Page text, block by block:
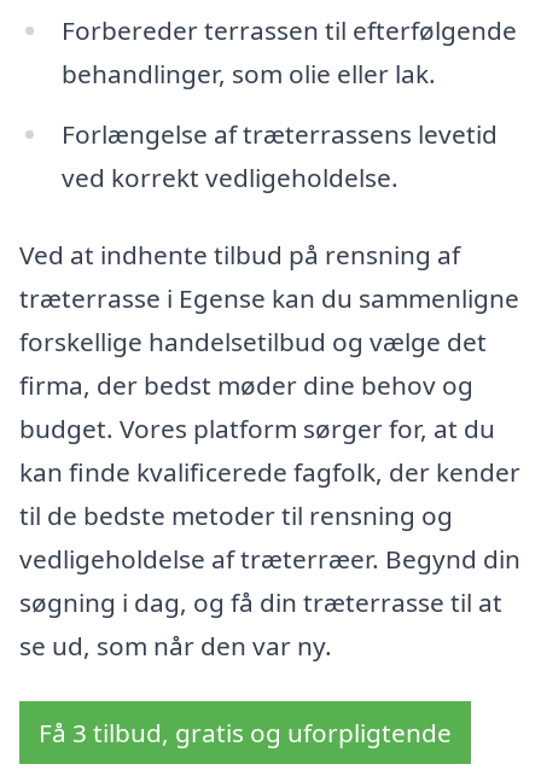
Forbereder terrassen til efterfølgende
behandlinger, som olie eller lak.
Forlængelse af træterrassens levetid
ved korrekt vedligeholdelse.
Ved at indhente tilbud på rensning af
træterrasse i Egense kan du sammenligne
forskellige handelsetilbud og vælge det
firma, der bedst møder dine behov og
budget. Vores platform sørger for, at du
kan finde kvalificerede fagfolk, der kender
til de bedste metoder til rensning og
vedligeholdelse af træterræer. Begynd din
søgning i dag, og få din træterrasse til at
se ud, som når den var ny.
Få 3 tilbud, gratis og uforpligtende